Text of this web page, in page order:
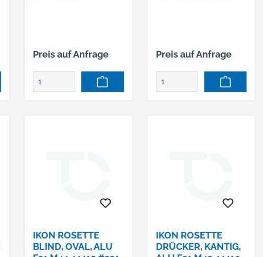
Preis auf Anfrage Preis auf Anfrage
IKON ROSETTE
BLIND, OVAL, ALU
IKON ROSETTE
DRÜCKER, KANTIG,